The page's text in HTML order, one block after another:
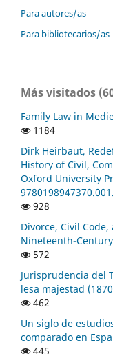
Para autores/as
Para bibliotecarios/as
Más visitados
Family Law in
1184
Dirk Heirbaut,
History of Civil,
Oxford University
928
Divorce, Civil
Nineteenth-
572
Jurisprudencia del
lesa majestad
462
Un siglo de
comparado en
445